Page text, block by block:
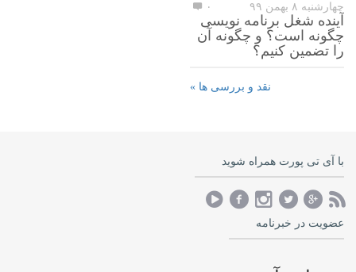
چهارشنبه ۸ بهمن ۹۹ ۰
آینده شغل برنامه نویسی
چگونه است؟ و چگونه آن
را تضمین کنیم؟
نقد و بررسی ها »
با آی تی پورت همراه شوید
عضویت در خبرنامه